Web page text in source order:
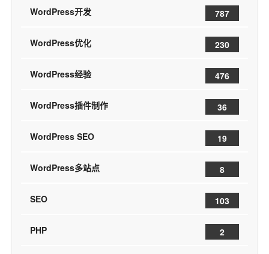
WordPress开发 787
WordPress优化 230
WordPress经验 476
WordPress插件制作 36
WordPress SEO 19
WordPress多站点 8
SEO 103
PHP 2